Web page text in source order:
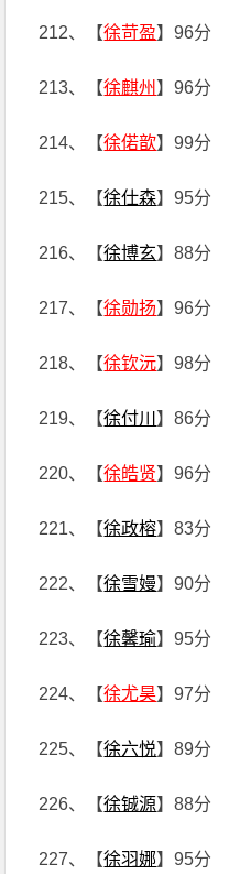
212、【徐苛盈】96分
213、【徐麒州 】96分
214、【徐偌歆】99分
215、【徐仕森】95分
216、【徐博玄】88分
217、【徐勋扬】96分
218、【徐钦沅】98分
219、【徐付川 】86分
220、【徐皓贤】96分
221、【徐政榕】83分
222、【徐雪嫚】90分
223、【徐馨瑜】95分
224、【徐尤昊】97分
225、【徐六悦】89分
226、【徐铖源】88分
227、【徐羽娜】95分